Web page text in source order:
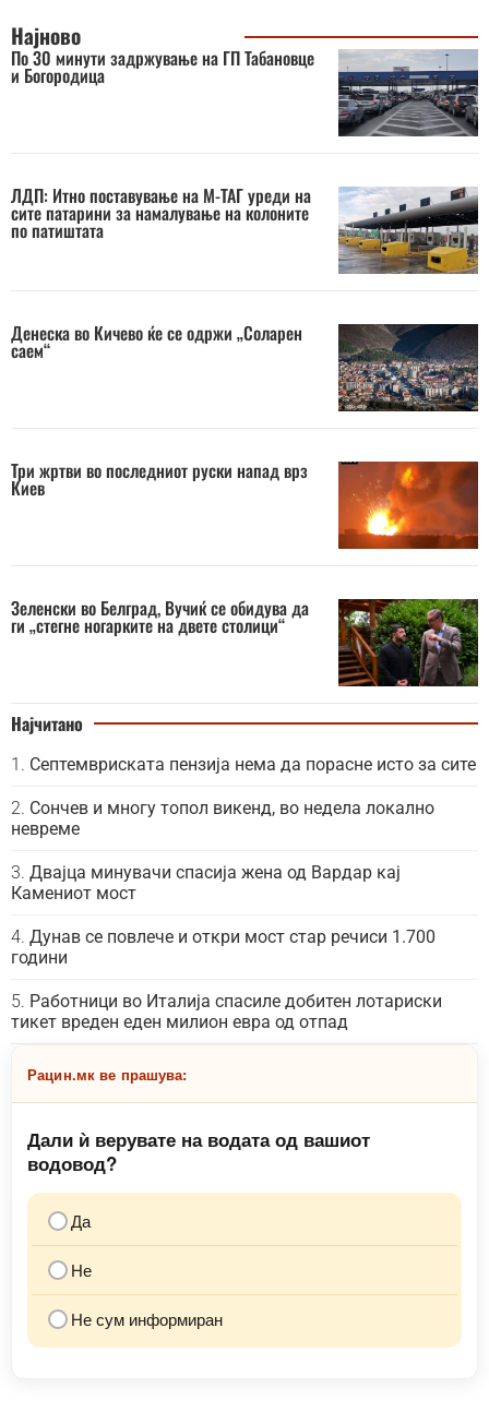
Најново
По 30 минути задржување на ГП Табановце
и Богородица
ЛДП: Итно поставување на М-ТАГ уреди на
сите патарини за намалување на колоните
по патиштата
Денеска во Кичево ќе се одржи „Соларен
саем“
Три жртви во последниот руски напад врз
Киев
Зеленски во Белград, Вучиќ се обидува да
ги „стегне ногарките на двете столици“
Најчитано
Септемвриската пензија нема да порасне исто за сите
Сончев и многу топол викенд, во недела локално
невреме
Двајца минувачи спасија жена од Вардар кај
Камениот мост
Дунав се повлече и откри мост стар речиси 1.700
години
Работници во Италија спасиле добитен лотариски
тикет вреден еден милион евра од отпад
Рацин.мк ве прашува:
Дали ѝ верувате на водата од вашиот
водовод?
Да
Не
Не сум информиран